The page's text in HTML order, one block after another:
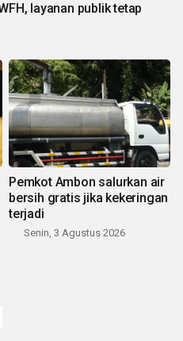
layanan publik tetap
Pemkot Ambon salurkan air
bersih gratis jika kekeringan
terjadi
Senin, 3 Agustus 2026